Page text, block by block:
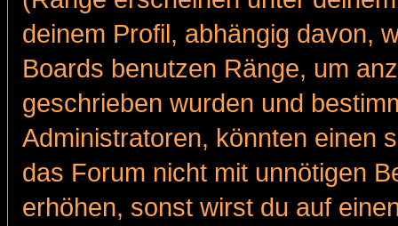
deinem Profil, abhängig davon,
Boards benutzen Ränge, um
geschrieben wurden und
Administratoren, könnten einen
das Forum nicht mit unnötigen
erhöhen, sonst wirst du auf